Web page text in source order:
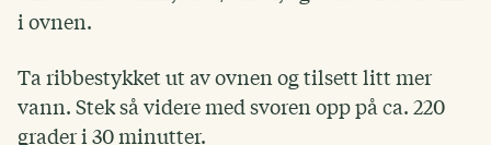
i ovnen.
Ta ribbestykket ut av ovnen og tilsett litt mer
vann. Stek så videre med svoren opp på ca. 220
grader i 30 minutter.